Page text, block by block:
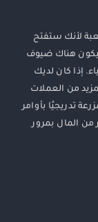
لأنك ستفتح
هناك ضيوف
إذا كان لديك
من العملات
تدريجيًا بأوامر
من المال بمرور